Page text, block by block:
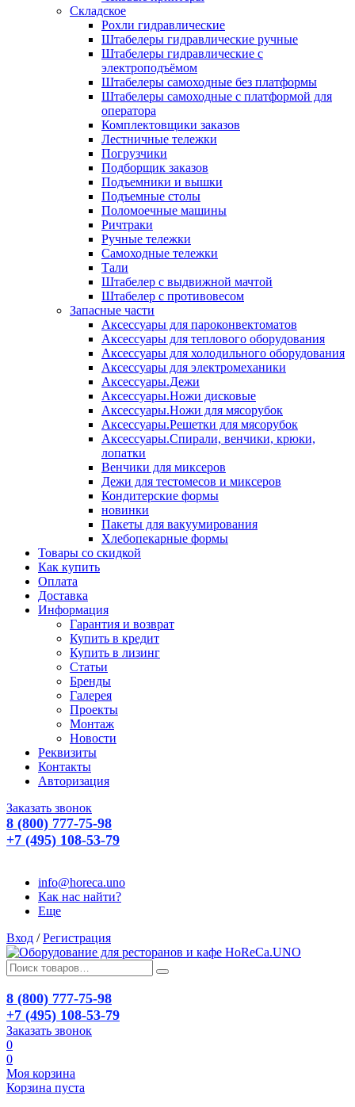
Складское
Рохли гидравлические
Штабелеры гидравлические ручные
Штабелеры гидравлические с
электроподъёмом
Штабелеры самоходные без платформы
Штабелеры самоходные с платформой для
оператора
Комплектовщики заказов
Лестничные тележки
Погрузчики
Подборщик заказов
Подъемники и вышки
Подъемные столы
Поломоечные машины
Ричтраки
Ручные тележки
Самоходные тележки
Тали
Штабелер с выдвижной мачтой
Штабелер с противовесом
Запасные части
Аксессуары для пароконвектоматов
Аксессуары для теплового оборудования
Аксессуары для холодильного оборудования
Аксессуары для электромеханики
Аксессуары.Дежи
Аксессуары.Ножи дисковые
Аксессуары.Ножи для мясорубок
Аксессуары.Решетки для мясорубок
Аксессуары.Спирали, венчики, крюки,
лопатки
Венчики для миксеров
Дежи для тестомесов и миксеров
Кондитерские формы
новинки
Пакеты для вакуумирования
Хлебопекарные формы
Товары со скидкой
Как купить
Оплата
Доставка
Информация
Гарантия и возврат
Купить в кредит
Купить в лизинг
Статьи
Бренды
Галерея
Проекты
Монтаж
Новости
Реквизиты
Контакты
Авторизация
Заказать звонок
8 (800) 777-75-98
+7 (495) 108-53-79
info@horeca.uno
Как нас найти?
Еще
Вход / Регистрация
8 (800) 777-75-98
+7 (495) 108-53-79
Заказать звонок
0
0
Моя корзина
Корзина пуста